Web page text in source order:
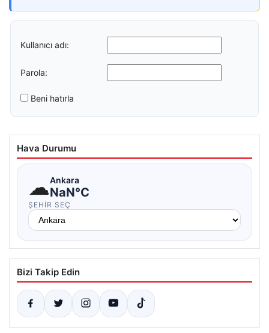
Kullanıcı adı:
Parola:
Beni hatırla
Hava Durumu
☁Ankara
NaN°C
ŞEHIR SEÇ
Bizi Takip Edin